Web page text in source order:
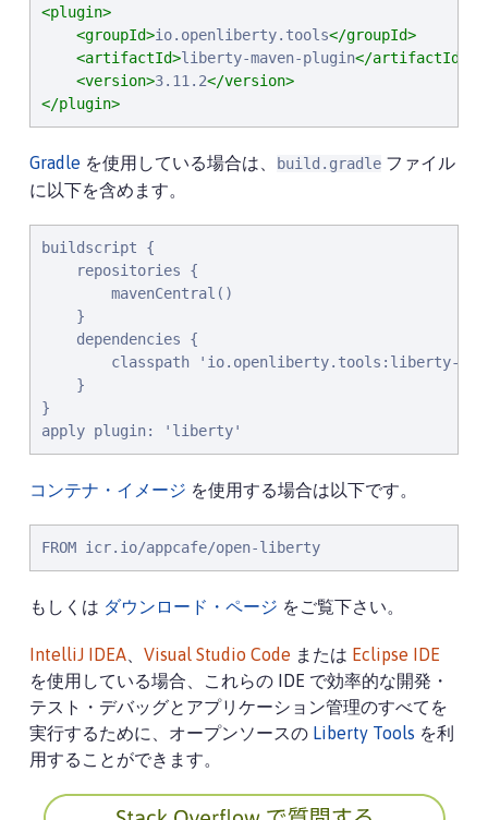
<plugin>
<groupId>io.openliberty.tools</groupId>
<artifactId>liberty-maven-plugin</artifactId>
<version>3.11.2</version>
</plugin>
Gradle を使用している場合は、 build.gradle ファイル
に以下を含めます。
buildscript {
    repositories {
        mavenCentral()
    }
    dependencies {
classpath 'io.openliberty.tools:liberty-
    }
}
apply plugin: 'liberty'
コンテナ・イメージ を使用する場合は以下です。
FROM icr.io/appcafe/open-liberty
もしくは ダウンロード・ページ をご覧下さい。
IntelliJ IDEA Visual Studio Code または Eclipse IDE
を使用している場合、これらの IDE で効率的な開発・
テスト・デバッグとアプリケーション管理のすべてを
実行するために、オープンソースの Liberty Tools を利
用することができます。